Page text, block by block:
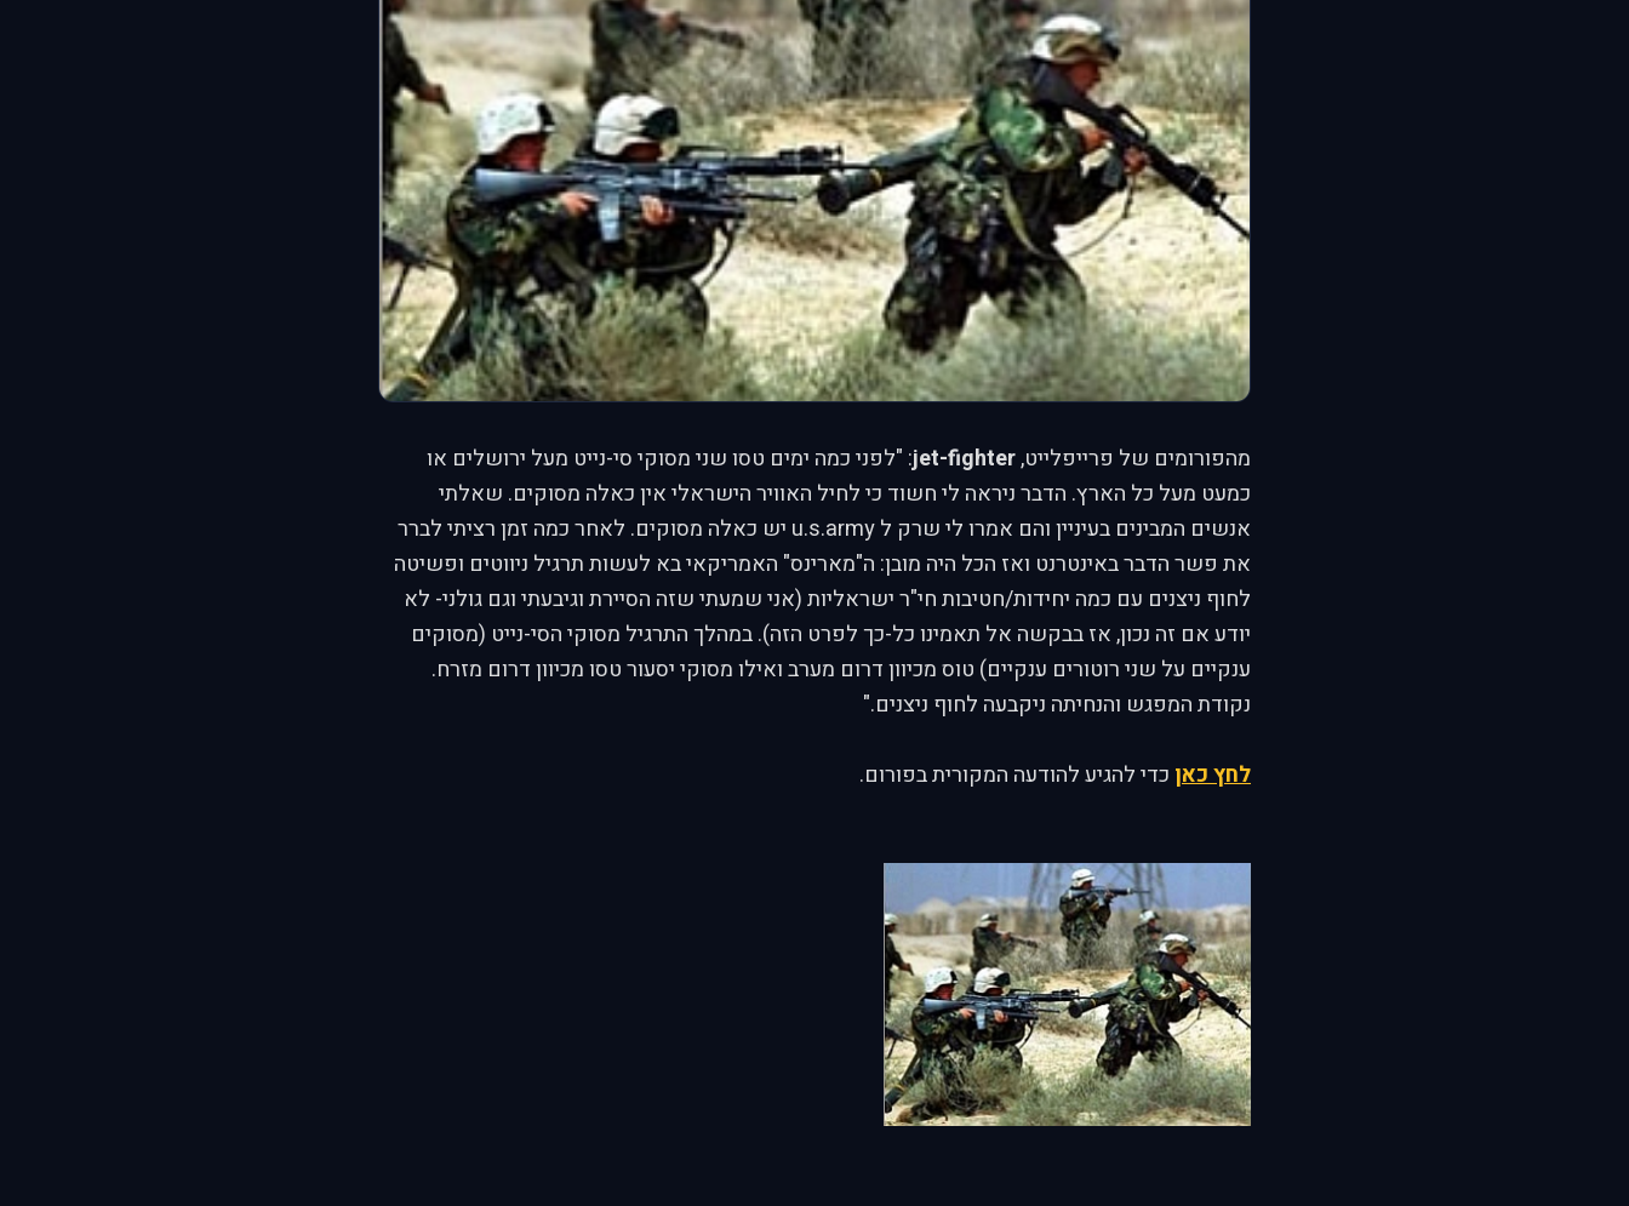
מהפורומים של פרייפלייט,jet-fighter: "לפני כמה ימים טסו שני מסוקי סי-נייט מעל ירושלים או
כמעט מעל כל הארץ. הדבר ניראה לי חשוד כי לחיל האוויר הישראלי אין כאלה מסוקים. שאלתי
אנשים המבינים בעיניין והם אמרו לי שרק ל u.s.army יש כאלה מסוקים. לאחר כמה זמן רציתי לברר
את פשר הדבר באינטרנט ואז הכל היה מובן: ה"מארינס" האמריקאי בא לעשות תרגיל ניווטים ופשיטה
לחוף ניצנים עם כמה יחידות/חטיבות חי"ר ישראליות (אני שמעתי שזה הסיירת וגיבעתי וגם גולני- לא
יודע אם זה נכון, אז בבקשה אל תאמינו כל-כך לפרט הזה). במהלך התרגיל מסוקי הסי-נייט (מסוקים
ענקיים על שני רוטורים ענקיים) טוס מכיוון דרום מערב ואילו מסוקי יסעור טסו מכיוון דרום מזרח.
נקודת המפגש והנחיתה ניקבעה לחוף ניצנים."
לחץ כאן כדי להגיע להודעה המקורית בפורום.